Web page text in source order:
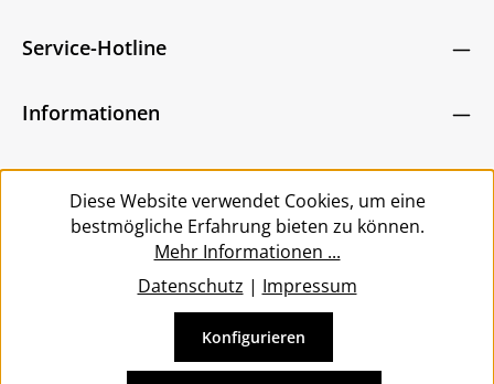
Ich habe dieDatenschutzbestimmungen
bin mit ihnen einverstanden.
Zeichen ein*
Die mit einem Stern (*) markierten Felder sind
Service-Hotline
Informationen
Service
Vertrag widerrufen
Diese Website verwendet Cookies, um eine
bestmögliche Erfahrung bieten zu können.
Mehr Informationen ...
Datenschutz | Impressum
Konfigurieren